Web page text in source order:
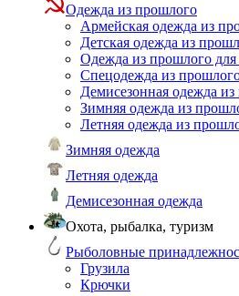
Одежда из прошлого
Армейская одежда из
Детская одежда из
Одежда из прошлого
Спецодежда из
Демисезонная одежда
Зимняя одежда из
Летняя одежда из
Зимняя одежда
Летняя одежда
Демисезонная одежда
Охота, рыбалка, туризм
Рыболовные
Грузила
Крючки